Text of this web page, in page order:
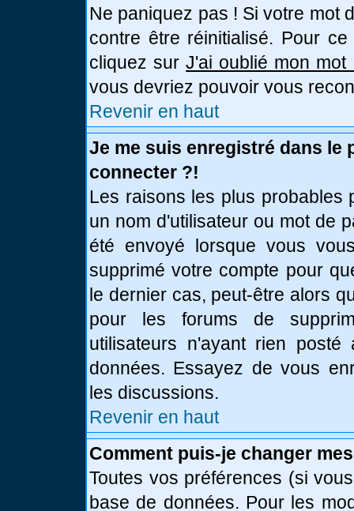
Ne paniquez pas ! Si votre mot
contre être réinitialisé. Pour
cliquez surJ'ai oublié mon mot
vous devriez pouvoir vous
Revenir en haut
Je me suis enregistré dans le
connecter ?!
Les raisons les plus probables
un nom d'utilisateur ou mot de
été envoyé lorsque vous
supprimé votre compte pour
le dernier cas, peut-être alors
pour les forums de
utilisateurs n'ayant rien
données. Essayez de vous
les discussions.
Revenir en haut
Comment puis-je changer
Toutes vos préférences (si
base de données. Pour les